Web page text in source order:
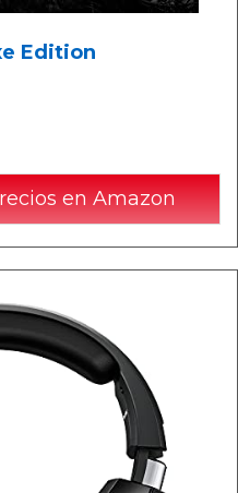
Edition
en Amazon